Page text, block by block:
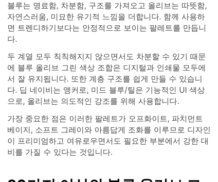
블루는 명료함, 차분함, 구조를 가져오고 올리브는 따뜻함,
자연스러움, 미묘한 유기적 느낌을 더합니다. 함께 사용하
면 트렌디하기보다는 안정적으로 보이는 팔레트를 만듭니
다.
두 계열 모두 칙칙해지지 않으면서도 차분할 수 있기 때문
에 블루 올리브 그린 색상 조합은 디지털과 인쇄물 모두에
서 잘 유지됩니다. 또한 계층 구조를 쉽게 만들 수 있습니
다. 딥 네이비는 앵커로, 미드 블루/틸은 기능적인 UI 색상
으로, 올리브는 의도적인 강조를 위해 사용합니다.
가장 중요한 점은 이러한 팔레트가 오프화이트, 파치먼트
베이지, 소프트 그레이와 아름답게 조화를 이루므로 디자인
이 프리미엄하고 여유로우면서도 필요한 부분에서 강한 대
비를 가질 수 있다는 것입니다.